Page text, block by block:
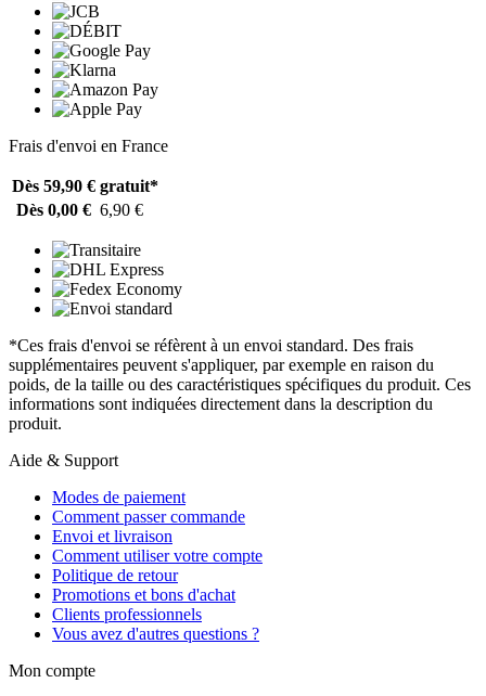
Frais d'envoi en France
Dès 59,90 € gratuit*
Dès 0,00 € 6,90 €
*Ces frais d'envoi se réfèrent à un envoi standard. Des frais
supplémentaires peuvent s'appliquer, par exemple en raison du
poids, de la taille ou des caractéristiques spécifiques du produit. Ces
informations sont indiquées directement dans la description du
produit.
Aide & Support
Modes de paiement
Comment passer commande
Envoi et livraison
Comment utiliser votre compte
Politique de retour
Promotions et bons d'achat
Clients professionnels
Vous avez d'autres questions ?
Mon compte